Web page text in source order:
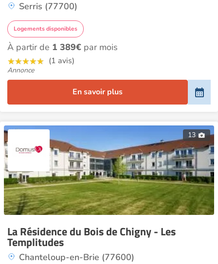
Serris (77700)
Logements disponibles
À partir de 1 389€ par mois
(1 avis)
Annonce
En savoir plus
13
La Résidence du Bois de Chigny - Les
Templitudes
Chanteloup-en-Brie (77600)